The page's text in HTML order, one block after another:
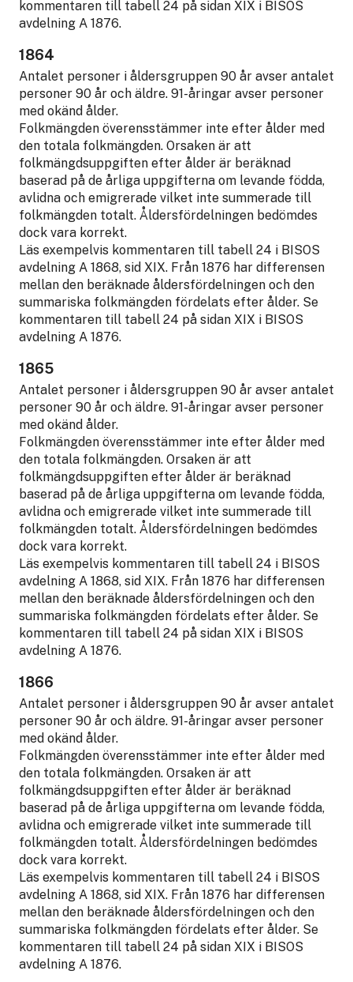
kommentaren till tabell 24 på sidan XIX i BISOS
avdelning A 1876.
1864
Antalet personer i åldersgruppen 90 år avser antalet
personer 90 år och äldre. 91-åringar avser personer
med okänd ålder.
Folkmängden överensstämmer inte efter ålder med
den totala folkmängden. Orsaken är att
folkmängdsuppgiften efter ålder är beräknad
baserad på de årliga uppgifterna om levande födda,
avlidna och emigrerade vilket inte summerade till
folkmängden totalt. Åldersfördelningen bedömdes
dock vara korrekt.
Läs exempelvis kommentaren till tabell 24 i BISOS
avdelning A 1868, sid XIX. Från 1876 har differensen
mellan den beräknade åldersfördelningen och den
summariska folkmängden fördelats efter ålder. Se
kommentaren till tabell 24 på sidan XIX i BISOS
avdelning A 1876.
1865
Antalet personer i åldersgruppen 90 år avser antalet
personer 90 år och äldre. 91-åringar avser personer
med okänd ålder.
Folkmängden överensstämmer inte efter ålder med
den totala folkmängden. Orsaken är att
folkmängdsuppgiften efter ålder är beräknad
baserad på de årliga uppgifterna om levande födda,
avlidna och emigrerade vilket inte summerade till
folkmängden totalt. Åldersfördelningen bedömdes
dock vara korrekt.
Läs exempelvis kommentaren till tabell 24 i BISOS
avdelning A 1868, sid XIX. Från 1876 har differensen
mellan den beräknade åldersfördelningen och den
summariska folkmängden fördelats efter ålder. Se
kommentaren till tabell 24 på sidan XIX i BISOS
avdelning A 1876.
1866
Antalet personer i åldersgruppen 90 år avser antalet
personer 90 år och äldre. 91-åringar avser personer
med okänd ålder.
Folkmängden överensstämmer inte efter ålder med
den totala folkmängden. Orsaken är att
folkmängdsuppgiften efter ålder är beräknad
baserad på de årliga uppgifterna om levande födda,
avlidna och emigrerade vilket inte summerade till
folkmängden totalt. Åldersfördelningen bedömdes
dock vara korrekt.
Läs exempelvis kommentaren till tabell 24 i BISOS
avdelning A 1868, sid XIX. Från 1876 har differensen
mellan den beräknade åldersfördelningen och den
summariska folkmängden fördelats efter ålder. Se
kommentaren till tabell 24 på sidan XIX i BISOS
avdelning A 1876.